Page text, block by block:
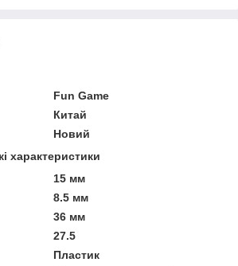
Fun Game
Китай
Новий
характеристики
15 мм
8.5 мм
36 мм
27.5
Пластик